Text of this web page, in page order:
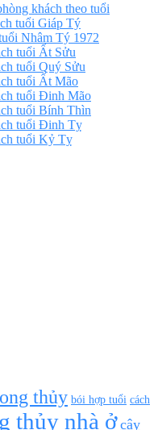
khách theo tuổi
tuổi Giáp Tý
Nhâm Tý 1972
tuổi Ất Sửu
tuổi Quý Sửu
tuổi Ất Mão
tuổi Đinh Mão
tuổi Bính Thìn
tuổi Đinh Tỵ
tuổi Kỷ Tỵ
thủy bói hợp tuổi cách
thủy nhà ở cây